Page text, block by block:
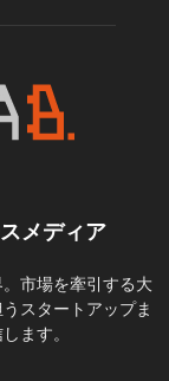
メディア
市場を牽引する大
スタートアップま
ます。